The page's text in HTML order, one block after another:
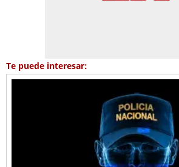
Te puede interesar: